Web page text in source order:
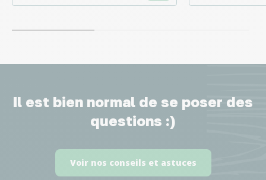
Il est bien normal de se poser des
questions :)
Voir nos conseils et astuces